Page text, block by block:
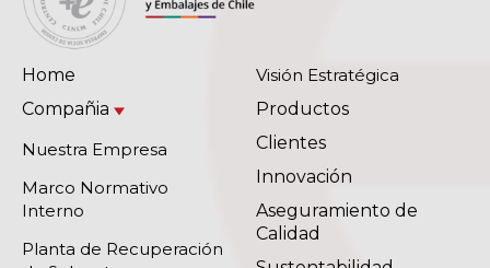
Home
Compañia
Nuestra Empresa
Marco Normativo
Interno
Planta de Recuperación
Visión Estratégica
Productos
Clientes
Innovación
Aseguramiento de
Calidad